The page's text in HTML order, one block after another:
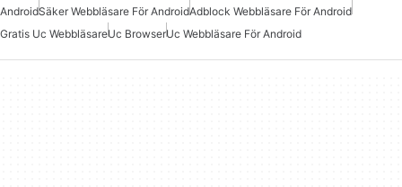
AndroidSäker Webbläsare För AndroidAdblock Webbläsare För Android
Gratis Uc WebbläsareUc BrowserUc Webbläsare För Android